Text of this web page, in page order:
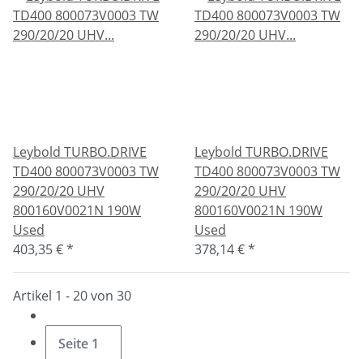
Leybold TURBO.DRIVE
TD400 800073V0003 TW
290/20/20 UHV
800160V0021N 190W
Used
403,35 €*
Leybold TURBO.DRIVE
TD400 800073V0003 TW
290/20/20 UHV
800160V0021N 190W
Used
378,14 €*
Artikel 1 - 20 von 30
Seite 1